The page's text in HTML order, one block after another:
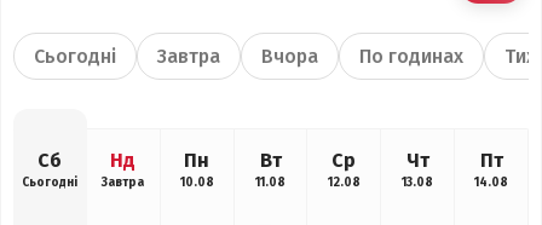
Сьогодні Завтра Вчора По годинах
Сб
Сьогодні
Нд
Завтра
Пн
10.08
Вт
11.08
Ср
12.08
Чт
13.08
Пт
14.08